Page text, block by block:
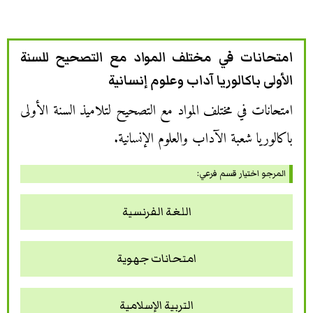
امتحانات في مختلف المواد مع التصحيح للسنة
الأولى باكالوريا آداب وعلوم إنسانية
امتحانات في مختلف المواد مع التصحيح لتلاميذ السنة الأولى
باكالوريا شعبة الآداب والعلوم الإنسانية.
المرجو اختيار قسم فرعي:
اللغة الفرنسية
امتحانات جهوية
التربية الإسلامية